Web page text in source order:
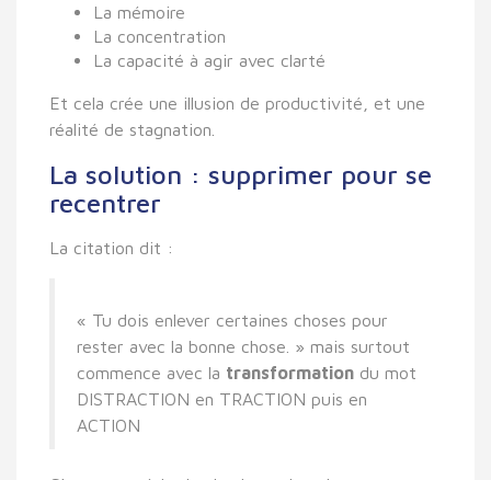
La mémoire
La concentration
La capacité à agir avec clarté
Et cela crée une illusion de productivité, et une
réalité de stagnation.
La solution : supprimer pour se
recentrer
La citation dit :
« Tu dois enlever certaines choses pour
rester avec la bonne chose. » mais surtout
commence avec la transformation du mot
DISTRACTION en TRACTION puis en
ACTION